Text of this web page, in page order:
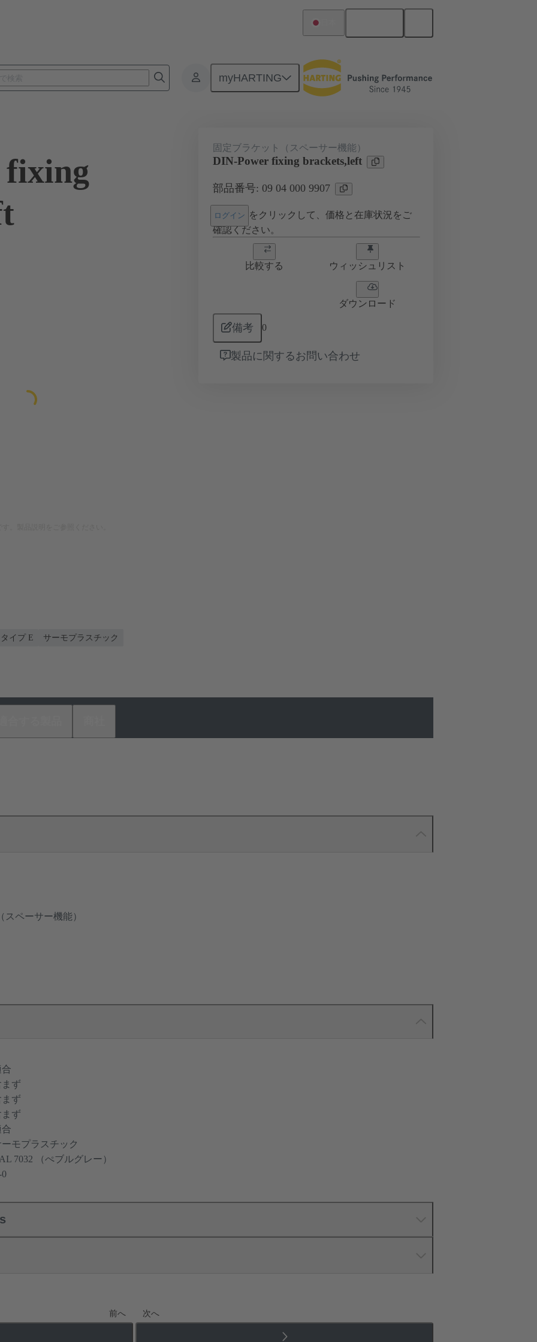
myHARTING
fixing
固定ブラケット（スペーサー機能）
DIN-Power fixing brackets,left
部品番号: 09 04 000 9907
ログイン をクリックして、価格と在庫状況をご
確認ください。
比較する ウィッシュリスト
ダウンロード
備考 0
製品に関するお問い合わせ
イプ E
サーモプラスチック
スペーサー機能）
合
まず
まず
まず
合
ーモプラスチック
7032 （ぺブルグレー）
前へ 次へ